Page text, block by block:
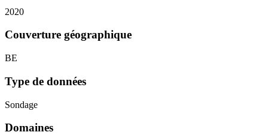
2020
Couverture géographique
BE
Type de données
Sondage
Domaines